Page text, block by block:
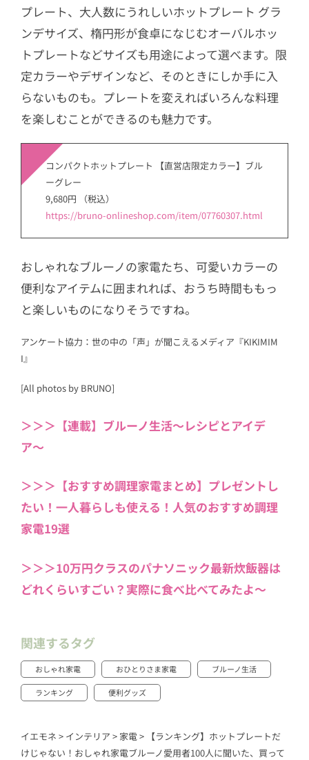
プレート、大人数にうれしいホットプレート グラ
ンデサイズ、楕円形が食卓になじむオーバルホッ
トプレートなどサイズも用途によって選べます。限
定カラーやデザインなど、そのときにしか手に入
らないものも。プレートを変えればいろんな料理
を楽しむことができるのも魅力です。
コンパクトホットプレート 【直営店限定カラー】ブル
ーグレー
9,680円 （税込）
https://bruno-onlineshop.com/item/07760307.html
おしゃれなブルーノの家電たち、可愛いカラーの
便利なアイテムに囲まれれば、おうち時間ももっ
と楽しいものになりそうですね。
アンケート協力：世の中の「声」が聞こえるメディア『KIKIMIM
I』
[All photos by BRUNO]
＞＞＞【連載】ブルーノ生活〜レシピとアイデ
ア〜
＞＞＞【おすすめ調理家電まとめ】プレゼントし
たい！一人暮らしも使える！人気のおすすめ調理
家電19選
＞＞＞10万円クラスのパナソニック最新炊飯器は
どれくらいすごい？実際に食べ比べてみたよ〜
関連するタグ
おしゃれ家電 おひとりさま家電 ブルーノ生活
ランキング 便利グッズ
イエモネ > インテリア > 家電> 【ランキング】ホットプレートだ
けじゃない！おしゃれ家電ブルーノ愛用者100人に聞いた、買って